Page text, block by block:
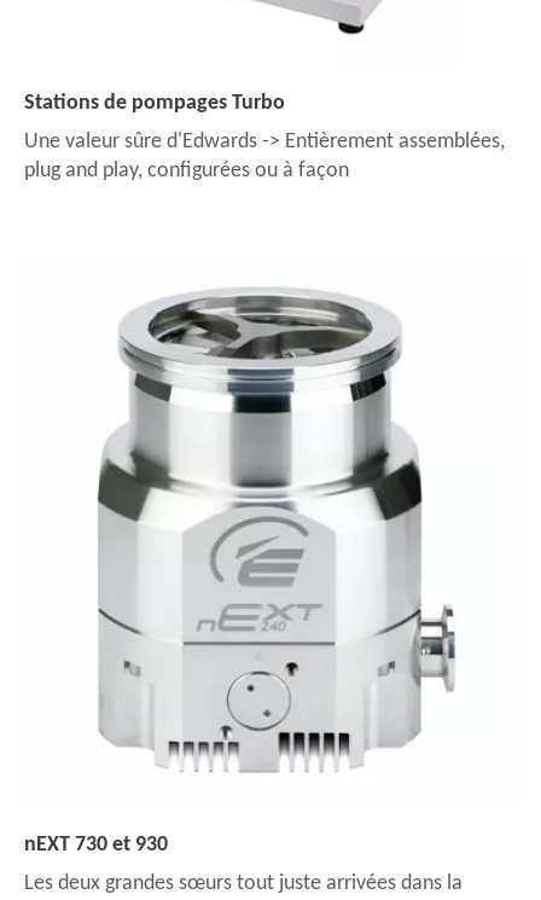
Stations de pompages Turbo
Une valeur sûre d'Edwards -> Entièrement assemblées,
plug and play, configurées ou à façon
nEXT 730 et 930
Les deux grandes sœurs tout juste arrivées dans la